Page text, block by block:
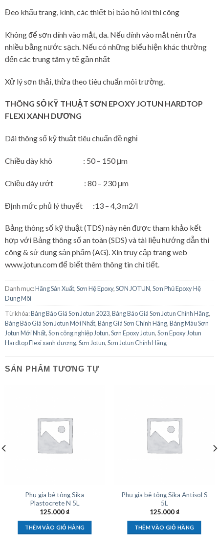
Đeo khẩu trang, kính, các thiết bị bảo hộ khi thi công
Không để sơn dính vào mắt, da. Nếu dính vào mắt nên rửa
nhiều bằng nước sạch. Nếu có những biểu hiện khác thường
đến các trung tâm y tế gần nhất
Xử lý sơn thải, thừa theo tiêu chuẩn môi trường.
THÔNG SỐ KỸ THUẬT SƠN EPOXY JOTUN HARDTOP
FLEXI XANH DƯƠNG
Dãi thông số kỹ thuật tiêu chuẩn đề nghị
Chiều dày khô : 50 – 150 μm
Chiều dày ướt : 80 – 230 μm
Định mức phủ lý thuyết :13 – 4,3 m2/l
Bảng thông số kỹ thuật (TDS) này nên được tham khảo kết
hợp với Bảng thông số an toàn (SDS) và tài liệu hướng dẫn thi
công & sử dụng sản phẩm (AG). Xin truy cập trang web
www.jotun.com để biết thêm thông tin chi tiết.
Danh mục:Hãng Sản Xuất,Sơn Hệ Epoxy,SƠN JOTUN,Sơn Phủ Epoxy Hệ
Dung Môi
Từ khóa:Bảng Báo Giá Sơn Jotun 2023,Bảng Báo Giá Sơn Jotun Chính Hãng,
Bảng Báo Giá Sơn Jotun Mới Nhất,Bảng Giá Sơn Chính Hãng,Bảng Màu Sơn
Jotun Mới Nhất,Sơn công nghiệp Jotun,Sơn Epoxy Jotun,Sơn Epoxy Jotun
Hardtop Flexi xanh dương,Sơn Jotun,Sơn Jotun Chính Hãng
SẢN PHẨM TƯƠNG TỰ
Phụ gia bê tông Sika
Plastocrete N 5L
125.000₫
THÊM VÀO GIỎ HÀNG
Phụ gia bê tông Sika Antisol S
5L
125.000₫
THÊM VÀO GIỎ HÀNG